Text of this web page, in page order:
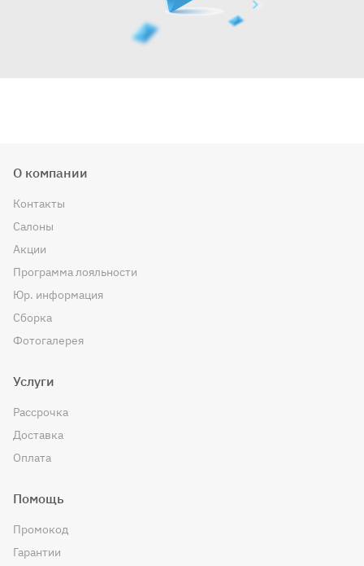
О компании
Контакты
Салоны
Акции
Программа лояльности
Юр. информация
Сборка
Фотогалерея
Услуги
Рассрочка
Доставка
Оплата
Помощь
Промокод
Гарантии